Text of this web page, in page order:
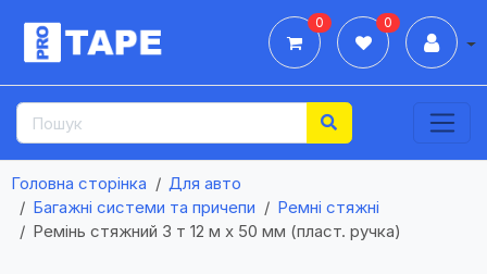
0 0
Головна сторінка
Для авто
Багажні системи та причепи
Ремні стяжні
Ремінь стяжний 3 т 12 м х 50 мм (пласт. ручка)